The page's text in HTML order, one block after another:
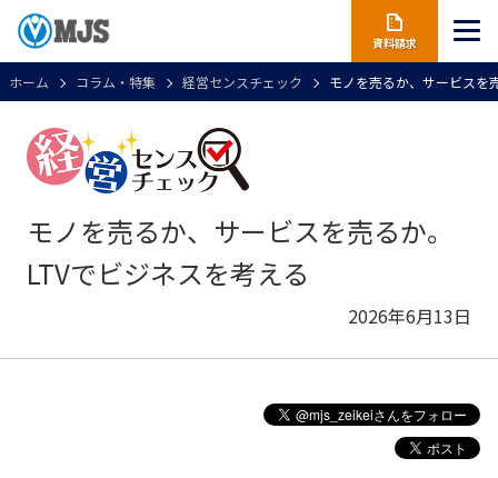
資料請求
ホーム コラム・特集 経営センスチェック モノを売るか、サービスを
モノを売るか、サービスを売るか。
LTVでビジネスを考える
2026年6月13日